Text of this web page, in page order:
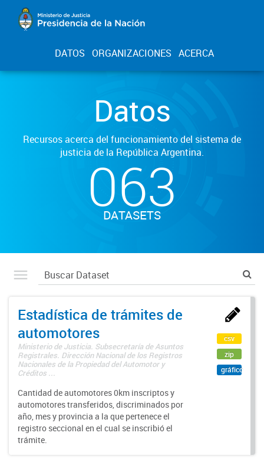
DATOS ORGANIZACIONES ACERCA
Datos
Recursos acerca del funcionamiento del sistema de
justicia de la República Argentina.
063
DATASETS
Estadística de trámites de
automotores
Ministerio de Justicia. Subsecretaría de Asuntos
Registrales. Dirección Nacional de los Registros
Nacionales de la Propiedad del Automotor y
Créditos ...
Cantidad de automotores 0km inscriptos y
automotores transferidos, discriminados por
año, mes y provincia a la que pertenece el
registro seccional en el cual se inscribió el
trámite.
csv
zip
gráfico